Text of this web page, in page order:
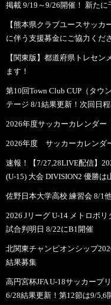
掲載 9/19～9/26開催！ 新た
【熊本県クラブユースサッ
に伴う支援募金にご協力くだ
【関東版】都道府県トレセ
ます！
第10回Town Club CUP（タウ
テージ 8/1結果更新！次回日程
2026年度サッカーカレンダー
2026年度 サッカーカレンダ
速報！【7/27,28LIVE配信】
(U-15) 大会 DIVISION2 優勝は
佐野日本大学高校 練習会 8/1
2026 Jリーグ U-14 メトロポ
試合判明日 8/22にB1開催
北関東チャンピオンシップ
結果募集
高円宮杯JFA U-18サッカープ
6/28結果更新！第12節は9/5,6